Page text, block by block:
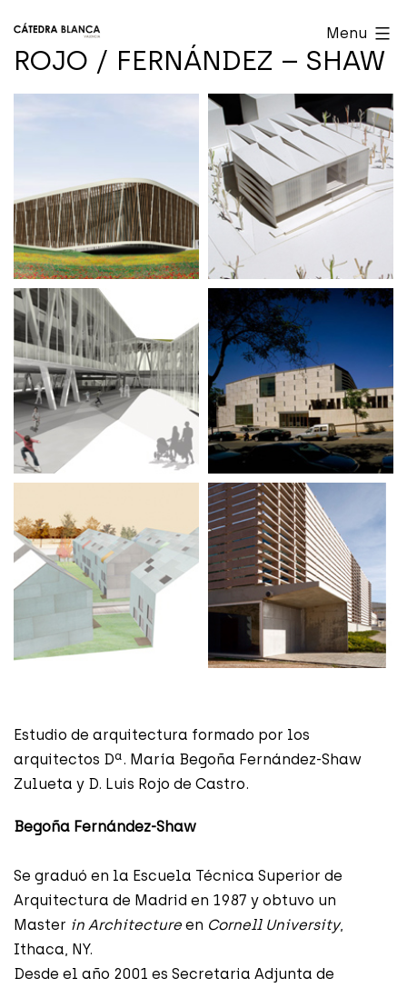
to
content
Cátedra
Blanca
Menu
ROJO / FERNÁNDEZ – SHAW
Estudio de arquitectura formado por los
arquitectos Dª. María Begoña Fernández-Shaw
Zulueta y D. Luis Rojo de Castro.
Begoña Fernández-Shaw
Se graduó en la Escuela Técnica Superior de
Arquitectura de Madrid en 1987 y obtuvo un
Master in Architecture en Cornell University,
Ithaca, NY.
Desde el año 2001 es Secretaria Adjunta de